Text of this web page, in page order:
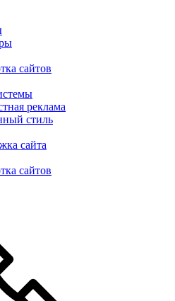
сайтов
реклама
стиль
сайта
сайтов